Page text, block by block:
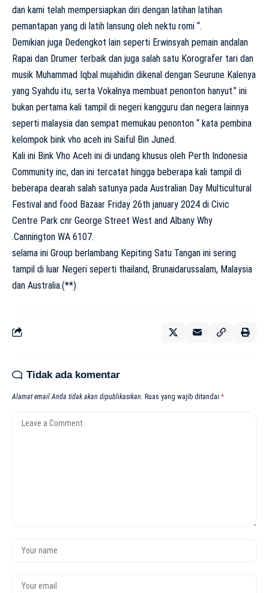
dan kami telah mempersiapkan diri dengan latihan latihan
pemantapan yang di latih lansung oleh nektu romi “.
Demikian juga Dedengkot lain seperti Erwinsyah pemain andalan
Rapai dan Drumer terbaik dan juga salah satu Korografer tari dan
musik Muhammad Iqbal mujahidin dikenal dengan Seurune Kalenya
yang Syahdu itu, serta Vokalnya membuat penonton hanyut.” ini
bukan pertama kali tampil di negeri kangguru dan negera lainnya
seperti malaysia dan sempat memukau penonton “ kata pembina
kelompok bink vho aceh ini Saiful Bin Juned.
Kali ini Bink Vho Aceh ini di undang khusus oleh Perth Indonesia
Community inc, dan ini tercatat hingga beberapa kali tampil di
beberapa dearah salah satunya pada Australian Day Multicultural
Festival and food Bazaar Friday 26th january 2024 di Civic
Centre Park cnr George Street West and Albany Why
.Cannington WA 6107.
selama ini Group berlambang Kepiting Satu Tangan ini sering
tampil di luar Negeri seperti thailand, Brunaidarussalam, Malaysia
dan Australia.(**)
Tidak ada komentar
Alamat email Anda tidak akan dipublikasikan. Ruas yang wajib ditandai *